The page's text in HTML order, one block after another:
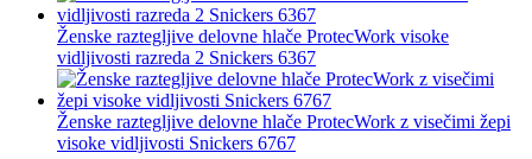
Ženske raztegljive delovne hlače ProtecWork visoke
vidljivosti razreda 2 Snickers 6367
Ženske raztegljive delovne hlače ProtecWork z visečimi žepi
visoke vidljivosti Snickers 6767